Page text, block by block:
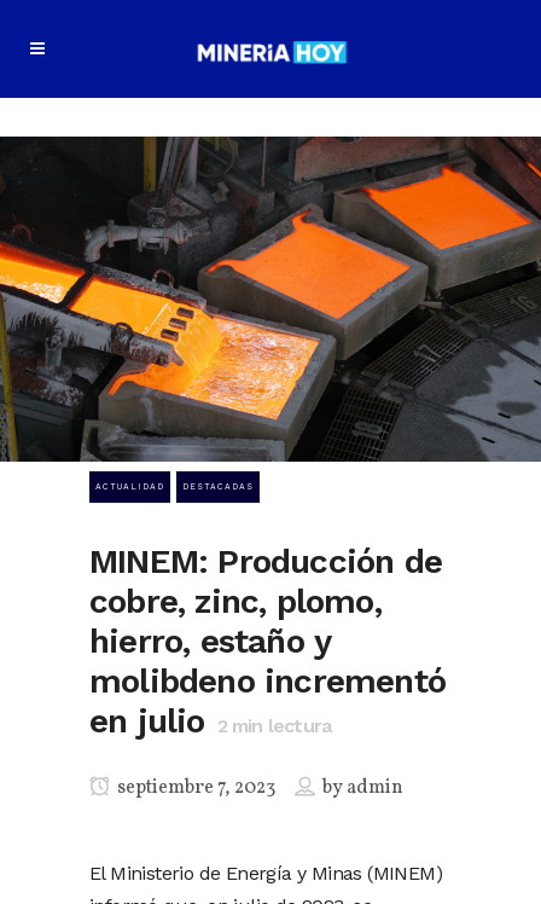
ACTUALIDAD DESTACADAS
MINEM: Producción de
cobre, zinc, plomo,
hierro, estaño y
molibdeno incrementó
en julio
2min lectura
septiembre 7, 2023 byadmin
El Ministerio de Energía y Minas (MINEM)